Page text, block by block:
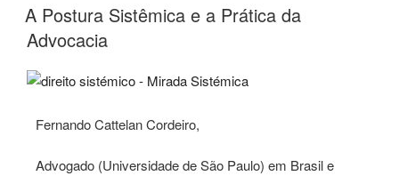
A Postura Sistêmica e a Prática da
Advocacia
Fernando Cattelan Cordeiro,
Advogado (Universidade de São Paulo) em Brasil e